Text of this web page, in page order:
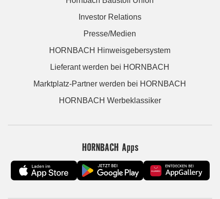
Investor Relations
Presse/Medien
HORNBACH Hinweisgebersystem
Lieferant werden bei HORNBACH
Marktplatz-Partner werden bei HORNBACH
HORNBACH Werbeklassiker
HORNBACH Apps